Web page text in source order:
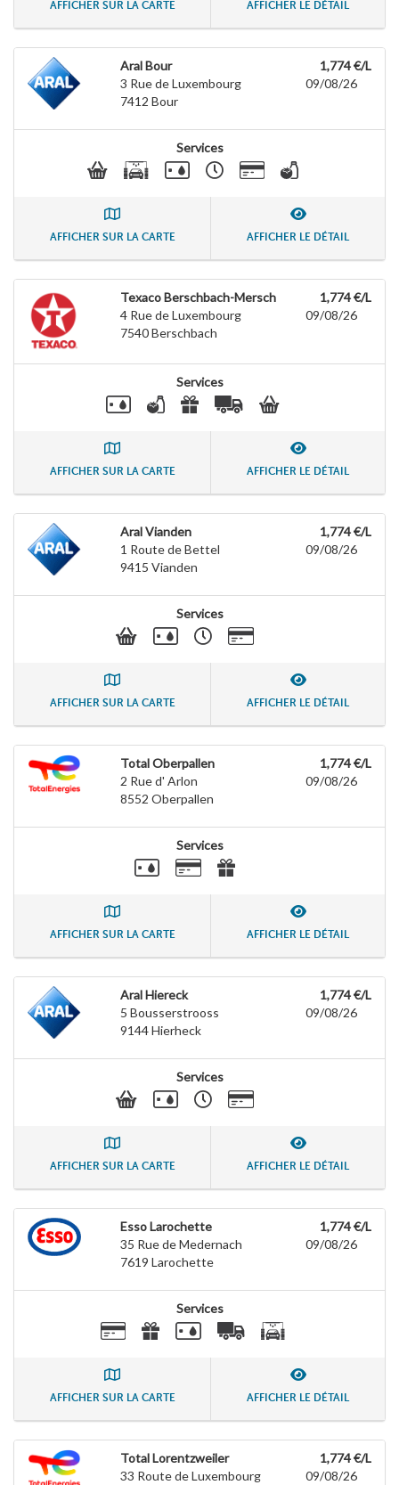
AFFICHER SUR LA CARTE AFFICHER LE DÉTAIL
Aral Bour
3 Rue de Luxembourg
7412 Bour
1,774 €/L
09/08/26
Services
AFFICHER SUR LA CARTE AFFICHER LE DÉTAIL
Texaco Berschbach-Mersch
4 Rue de Luxembourg
7540Berschbach
1,774 €/L
09/08/26
Services
AFFICHER SUR LA CARTE AFFICHER LE DÉTAIL
Aral Vianden
1 Route de Bettel
9415 Vianden
1,774 €/L
09/08/26
Services
AFFICHER SUR LA CARTE AFFICHER LE DÉTAIL
Total Oberpallen
2 Rue d' Arlon
8552 Oberpallen
1,774 €/L
09/08/26
Services
AFFICHER SUR LA CARTE AFFICHER LE DÉTAIL
Aral Hiereck
5 Bousserstrooss
9144Hierheck
1,774 €/L
09/08/26
Services
AFFICHER SUR LA CARTE AFFICHER LE DÉTAIL
Esso Larochette
35 Rue de Medernach
7619 Larochette
1,774 €/L
09/08/26
Services
AFFICHER SUR LA CARTE AFFICHER LE DÉTAIL
Total Lorentzweiler
33 Route de Luxembourg
1,774 €/L
09/08/26